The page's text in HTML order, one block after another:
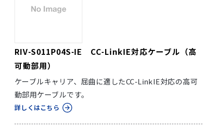
RIV-S011P04S-IE CC-LinkIE対応ケーブル（高
可動部用）
ケーブルキャリア、屈曲に適したCC-LinkIE対応の高可
動部用ケーブルです。
詳しくはこちら